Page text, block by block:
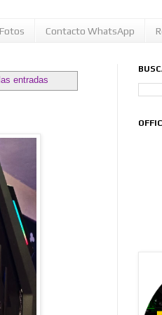
Contacto WhatsApp
entradas